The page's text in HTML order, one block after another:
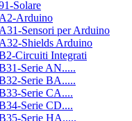
Solare
Arduino
Sensori per Arduino
Shields Arduino
Circuiti Integrati
Serie AN.....
Serie BA.....
Serie CA....
Serie CD....
Serie HA.....